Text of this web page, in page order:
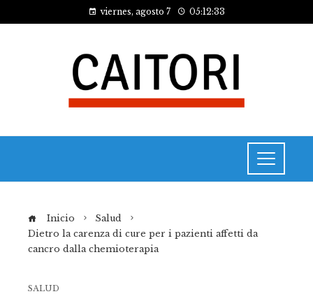
viernes, agosto 7 05:12:34
Inicio
Salud
Dietro la carenza di cure per i pazienti affetti da
cancro dalla chemioterapia
SALUD